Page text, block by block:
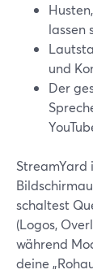
lassen
und
Der
schaltest
(Logos,
während
deine